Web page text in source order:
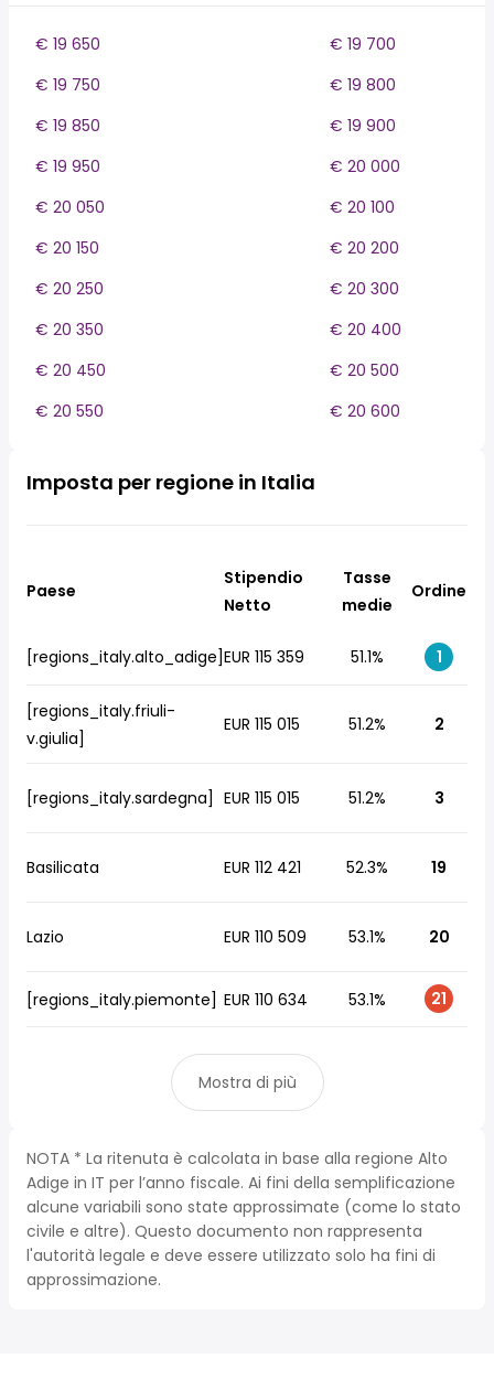
€ 19 650
€ 19 700
€ 19 750
€ 19 800
€ 19 850
€ 19 900
€ 19 950
€ 20 000
€ 20 050
€ 20 100
€ 20 150
€ 20 200
€ 20 250
€ 20 300
€ 20 350
€ 20 400
€ 20 450
€ 20 500
€ 20 550
€ 20 600
Imposta per regione in Italia
Paese
Stipendio
Netto
Tasse
medie
Ordine
[regions_italy.alto_adige]EUR 115 359 51.1% 1
[regions_italy.friuli-
v.giulia]
EUR 115 015 51.2% 2
[regions_italy.sardegna] EUR 115 015 51.2% 3
Basilicata EUR 112 421 52.3% 19
Lazio EUR 110 509 53.1% 20
[regions_italy.piemonte] EUR 110 634 53.1% 21
Mostra di più
NOTA * La ritenuta è calcolata in base alla regione Alto
Adige in IT per l’anno fiscale. Ai fini della semplificazione
alcune variabili sono state approssimate (come lo stato
civile e altre). Questo documento non rappresenta
l'autorità legale e deve essere utilizzato solo ha fini di
approssimazione.